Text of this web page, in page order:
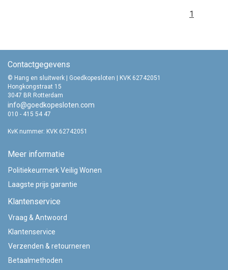
1
Contactgegevens
© Hang en sluitwerk | Goedkopesloten | KVK 62742051
Hongkongstraat 15
3047 BR Rotterdam
info@goedkopesloten.com
010 - 415 54 47
KvK nummer: KVK 62742051
Meer informatie
Politiekeurmerk Veilig Wonen
Laagste prijs garantie
Klantenservice
Vraag & Antwoord
Klantenservice
Verzenden & retourneren
Betaalmethoden